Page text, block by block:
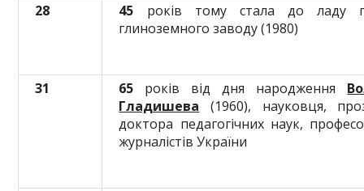
28 45 років тому стала до ладу
глиноземного заводу (1980)
31 65 років від дня народження
Гладишева (1960), науковця,
доктора педагогічних наук,
журналістів України